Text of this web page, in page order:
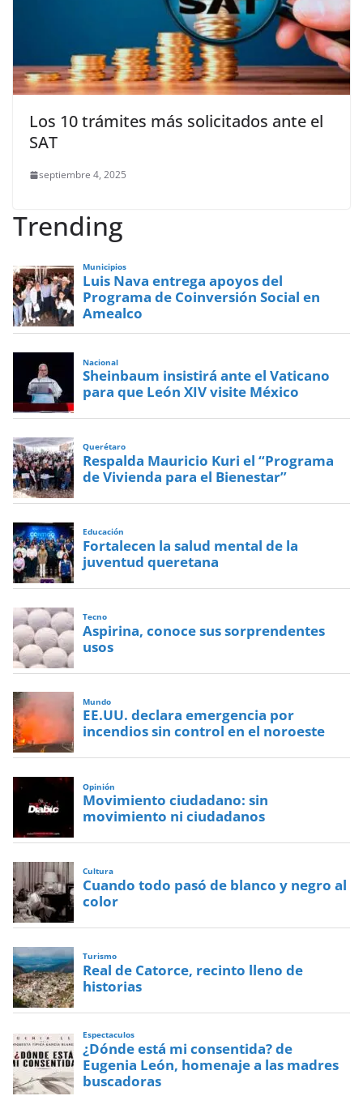
Los 10 trámites más solicitados ante el
SAT
septiembre 4, 2025
Trending
Municipios
Luis Nava entrega apoyos del
Programa de Coinversión Social en
Amealco
Nacional
Sheinbaum insistirá ante el Vaticano
para que León XIV visite México
Querétaro
Respalda Mauricio Kuri el “Programa
de Vivienda para el Bienestar”
Educación
Fortalecen la salud mental de la
juventud queretana
Tecno
Aspirina, conoce sus sorprendentes
usos
Mundo
EE.UU. declara emergencia por
incendios sin control en el noroeste
Opinión
Movimiento ciudadano: sin
movimiento ni ciudadanos
Cultura
Cuando todo pasó de blanco y negro al
color
Turismo
Real de Catorce, recinto lleno de
historias
Espectaculos
¿Dónde está mi consentida? de
Eugenia León, homenaje a las madres
buscadoras